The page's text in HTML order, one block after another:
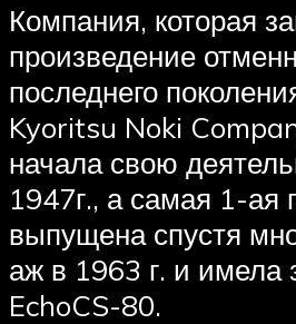
Компания, которая
произведение
последнего
Kyoritsu Noki
начала свою
1947г., а самая 1-ая
выпущена спустя
аж в 1963 г. и имела
EchoCS-80.